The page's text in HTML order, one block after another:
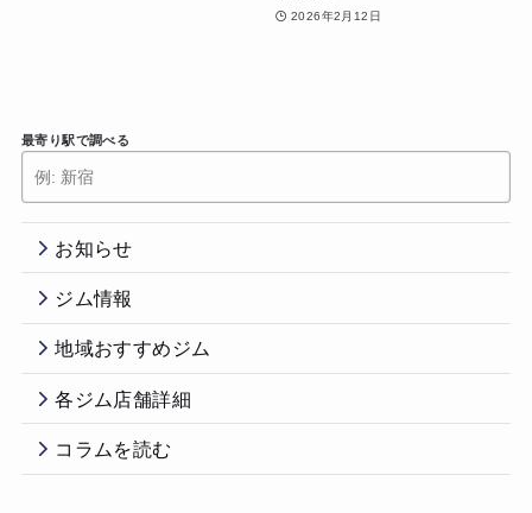
2026年2月12日
最寄り駅で調べる
お知らせ
ジム情報
地域おすすめジム
各ジム店舗詳細
コラムを読む